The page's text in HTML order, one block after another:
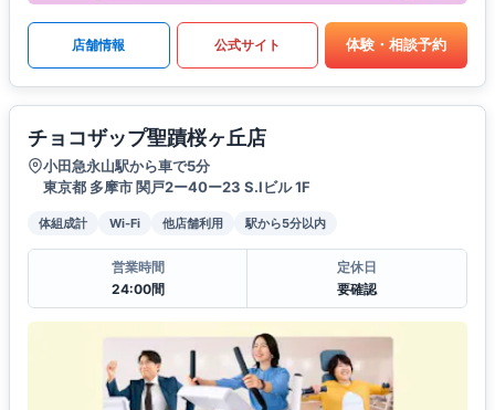
店舗情報 公式サイト 体験・相談予約
チョコザップ聖蹟桜ヶ丘店
小田急永山駅から車で5分
東京都 多摩市 関戸2ー40ー23 S.Iビル 1F
体組成計 Wi-Fi 他店舗利用 駅から5分以内
営業時間
24:00間
定休日
要確認